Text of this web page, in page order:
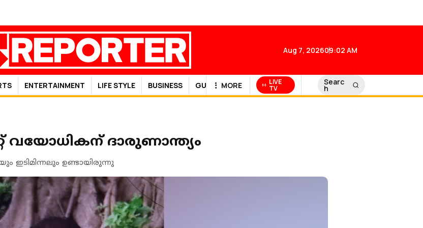
Aug 7, 202609:02 AM
ENTERTAINMENT LIFE STYLE BUSINESS GULF NEWS
MORE LIVE
TV
Searc
h
വയോധികന് ദാരുണാന്ത്യം
ഇടിമിന്നലും ഉണ്ടായിരുന്നു